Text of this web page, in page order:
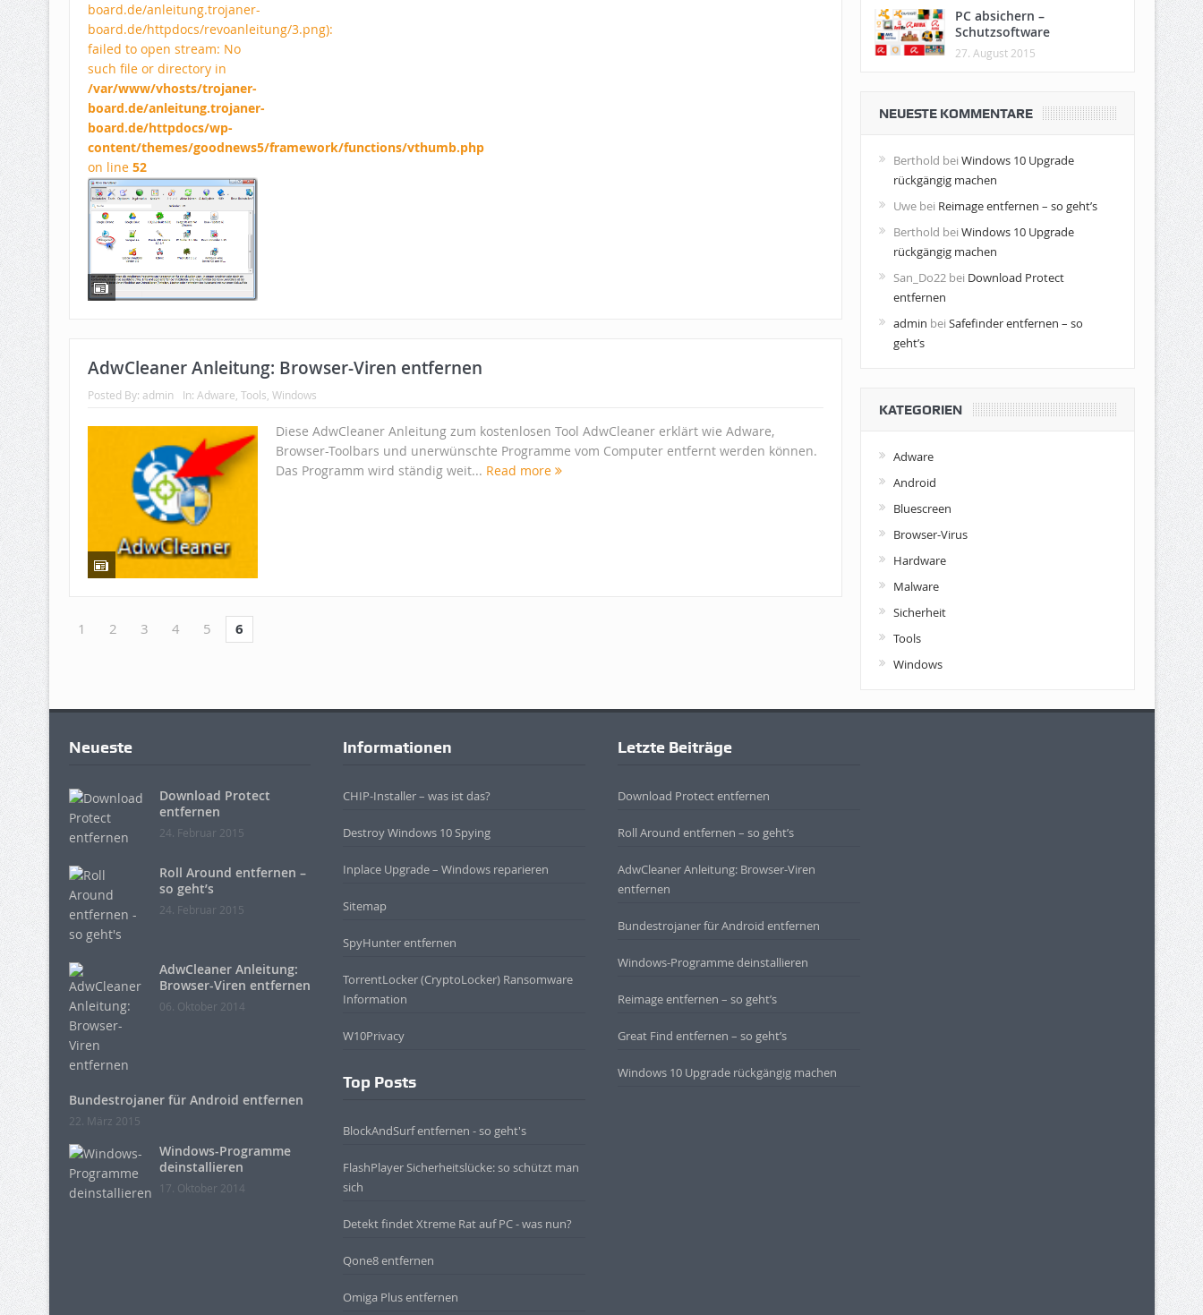
board.de/anleitung.trojaner-
board.de/httpdocs/revoanleitung/3.png):
failed to open stream: No
such file or directory in
/var/www/vhosts/trojaner-
board.de/anleitung.trojaner-
board.de/httpdocs/wp-
content/themes/goodnews5/framework/functions/vthumb.php
on line 52
AdwCleaner Anleitung: Browser-Viren entfernen
Posted By: admin In: Adware Tools Windows
Diese AdwCleaner Anleitung zum kostenlosen Tool AdwCleaner erklärt wie Adware,
Browser-Toolbars und unerwünschte Programme vom Computer entfernt werden können.
Das Programm wird ständig weit... Read more
1 2 3 4 5 6
PC absichern –
Schutzsoftware
27. August 2015
NEUESTE KOMMENTARE
Berthold bei Windows 10 Upgrade
rückgängig machen
Uwebei Reimage entfernen – so geht’s
Berthold bei Windows 10 Upgrade
rückgängig machen
San_Do22bei Download Protect
entfernen
admin bei Safefinder entfernen – so
geht’s
KATEGORIEN
Adware
Android
Bluescreen
Browser-Virus
Hardware
Malware
Sicherheit
Tools
Windows
Neueste
Download Protect
entfernen
24. Februar 2015
Roll Around entfernen –
so geht’s
24. Februar 2015
AdwCleaner Anleitung:
Browser-Viren entfernen
06. Oktober 2014
Bundestrojaner für Android entfernen
22. März 2015
Windows-Programme
deinstallieren
17. Oktober 2014
Informationen
CHIP-Installer – was ist das?
Destroy Windows 10 Spying
Inplace Upgrade – Windows reparieren
Sitemap
SpyHunter entfernen
TorrentLocker (CryptoLocker) Ransomware
Information
W10Privacy
Top Posts
BlockAndSurf entfernen - so geht's
FlashPlayer Sicherheitslücke: so schützt man
sich
Detekt findet Xtreme Rat auf PC - was nun?
Qone8 entfernen
Omiga Plus entfernen
Letzte Beiträge
Download Protect entfernen
Roll Around entfernen – so geht’s
AdwCleaner Anleitung: Browser-Viren
entfernen
Bundestrojaner für Android entfernen
Windows-Programme deinstallieren
Reimage entfernen – so geht’s
Great Find entfernen – so geht’s
Windows 10 Upgrade rückgängig machen